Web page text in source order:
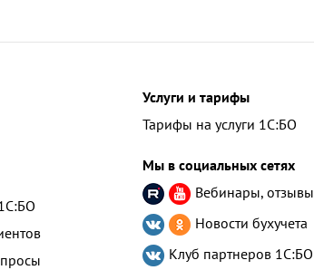
Услуги и тарифы
Тарифы на услуги 1С:БО
Мы в социальных сетях
Вебинары, отзывы
Новости бухучета
Клуб партнеров 1С:БО